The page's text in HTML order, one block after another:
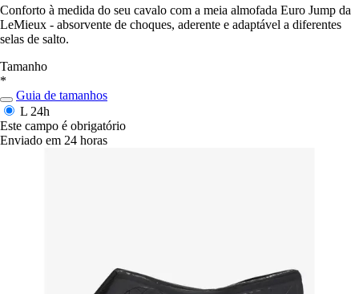
Conforto à medida do seu cavalo com a meia almofada Euro Jump da
LeMieux - absorvente de choques, aderente e adaptável a diferentes
selas de salto.
Tamanho
*
Guia de tamanhos
L 24h
Este campo é obrigatório
Enviado em 24 horas